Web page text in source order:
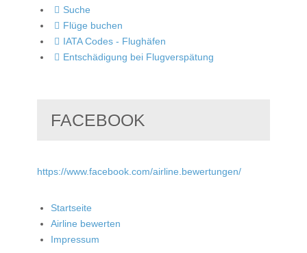
Suche
Flüge buchen
IATA Codes - Flughäfen
Entschädigung bei Flugverspätung
FACEBOOK
https://www.facebook.com/airline.bewertungen/
Startseite
Airline bewerten
Impressum